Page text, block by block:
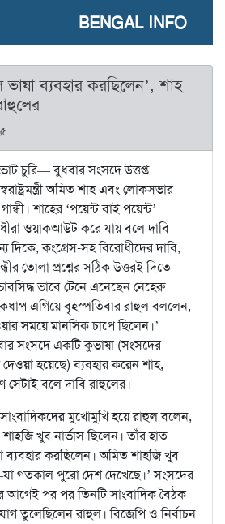
BENGAL INFO
ব্যবহার করছিলেন’, শাহ
ভোট চুরি— বুধবার সংসদে উত্তপ্ত
অমিত শাহ এবং লোকসভার
শাহের ‘পয়েন্ট বাই পয়েন্ট’
ওয়াকআউট করে যায় বলে দাবি
দিকে, কংগ্রেস-সহ বিরোধীদের দাবি,
তোলা প্রশ্নের সঠিক উত্তরই দিতে
ভাবে টেনে এনেছেন নেহেরু
এগিয়ে বৃহস্পতিবার রাহুল বললেন,
সময়ে মানসিক চাপে ছিলেন।’
সংসদে একটি কুভাষা (সংসদের
দেওয়া হয়েছে) ব্যবহার করেন শাহ,
সেটাই বলে দাবি রাহুলের।
মুখোমুখি হয়ে রাহুল বলেন,
খুব নার্ভাস ছিলেন। তাঁর হাত
ব্যবহার করছিলেন। অমিত শাহজি খুব
গতকাল পুরো দেশ দেখেছে।’ সংসদের
আগেই পর পর তিনটি সাংবাদিক বৈঠক
তুলেছিলেন রাহুল। বিজেপি ও নির্বাচন